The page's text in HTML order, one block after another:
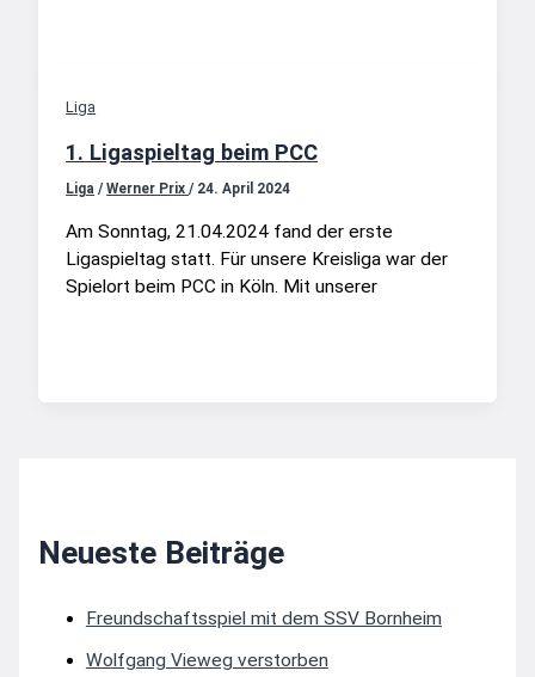
Liga
1. Ligaspieltag beim PCC
Liga /Werner Prix/ 24. April 2024
Am Sonntag, 21.04.2024 fand der erste
Ligaspieltag statt. Für unsere Kreisliga war der
Spielort beim PCC in Köln. Mit unserer
Neueste Beiträge
Freundschaftsspiel mit dem SSV Bornheim
Wolfgang Vieweg verstorben